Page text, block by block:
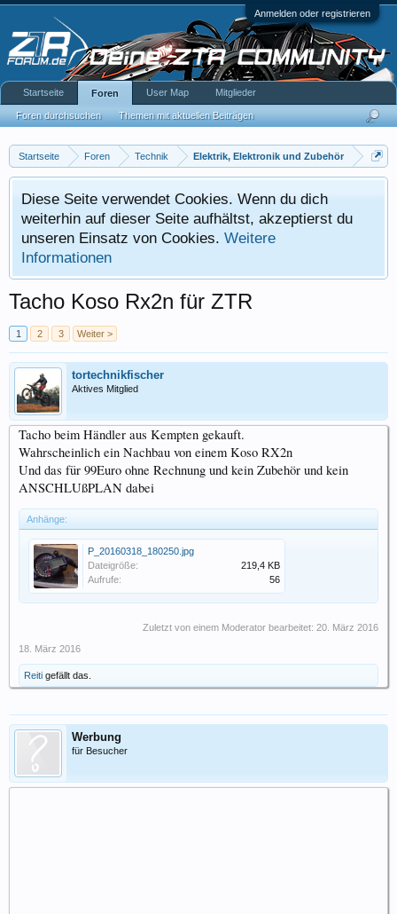
Anmelden oder registrieren
Startseite Foren Technik Elektrik, Elektronik und Zubehör
Diese Seite verwendet Cookies. Wenn du dich
weiterhin auf dieser Seite aufhältst, akzeptierst du
unseren Einsatz von Cookies. Weitere
Informationen
Tacho Koso Rx2n für ZTR
1 2 3 Weiter >
tortechnikfischer
Aktives Mitglied
Tacho beim Händler aus Kempten gekauft.
Wahrscheinlich ein Nachbau von einem Koso RX2n
Und das für 99Euro ohne Rechnung und kein Zubehör und kein
ANSCHLUßPLAN dabei
Anhänge:
P_20160318_180250.jpg
Dateigröße:
219,4 KB
Aufrufe:
56
Zuletzt von einem Moderator bearbeitet: 20. März 2016
18. März 2016
Reiti gefällt das.
Werbung
für Besucher
Startseite Foren
Foren durchsuchen Themen mit aktuellen Beiträgen
User Map Mitglieder